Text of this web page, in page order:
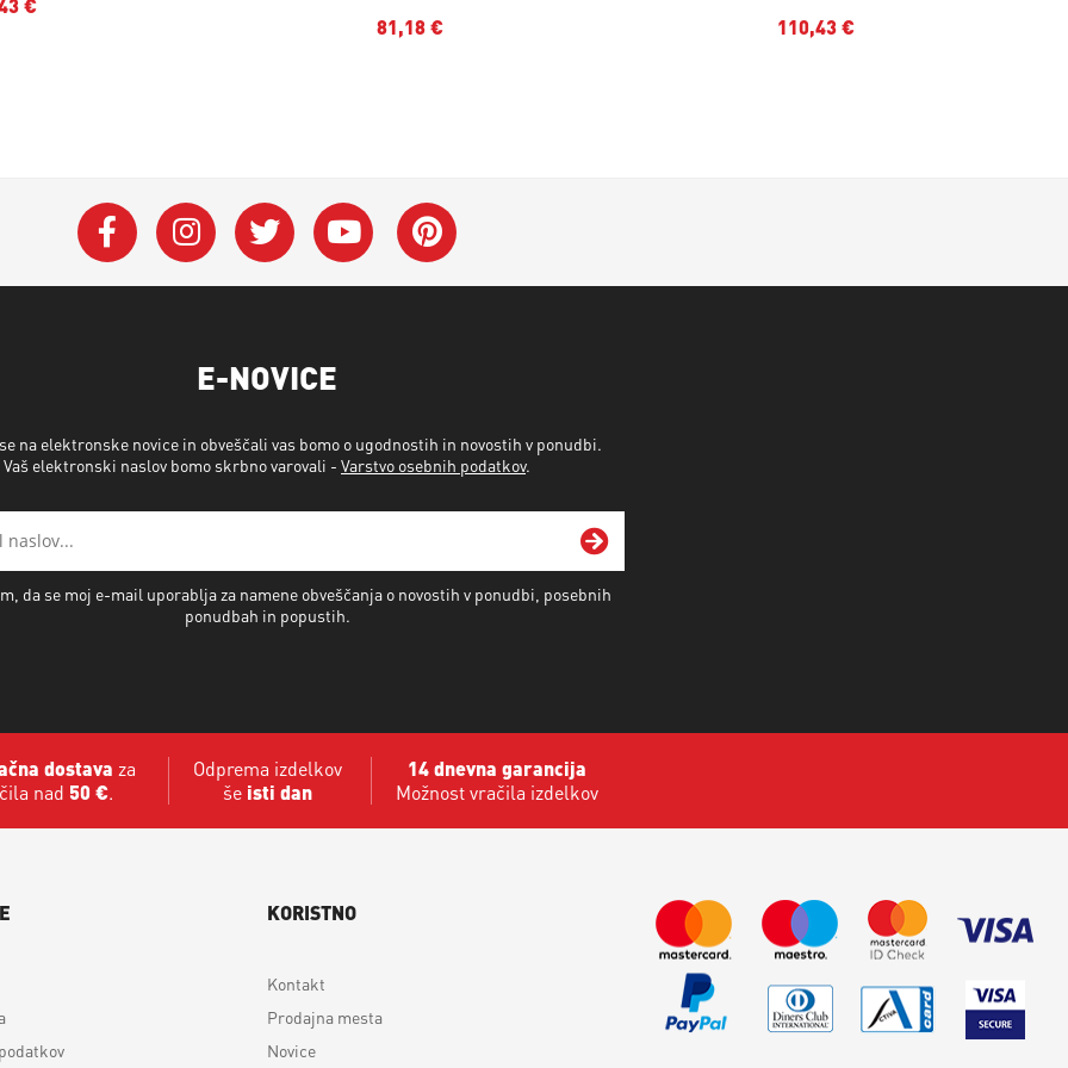
€
81,18 € 110,43 €
E-NOVICE
na elektronske novice in obveščali vas bomo o ugodnostih in novostih v ponudbi.
Vaš elektronski naslov bomo skrbno varovali - Varstvo osebnih podatkov.
da se moj e-mail uporablja za namene obveščanja o novostih v ponudbi, posebnih
ponudbah in popustih.
dostava za
nad 50 €.
Odprema izdelkov
še isti dan
14 dnevna garancija
Možnost vračila izdelkov
KORISTNO
Kontakt
Prodajna mesta
Novice